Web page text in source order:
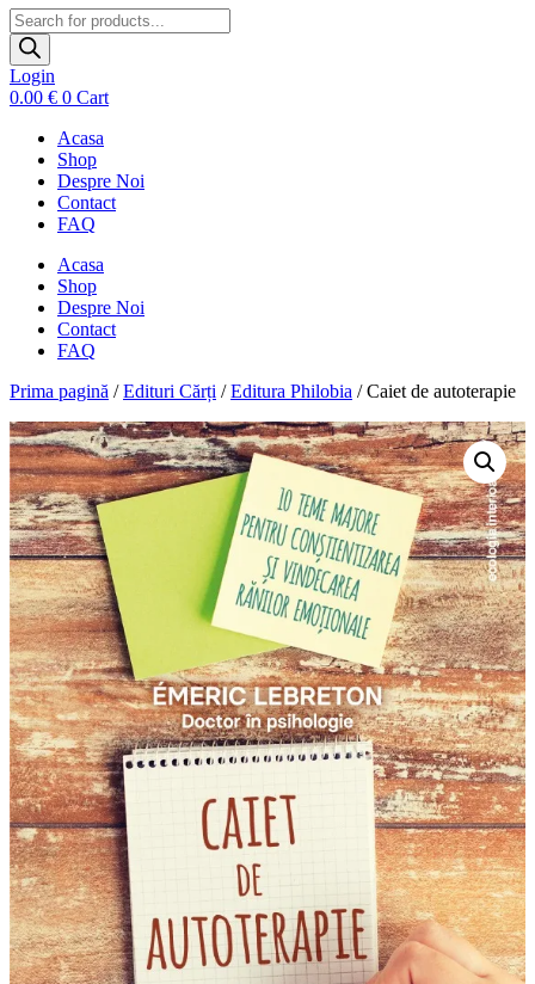
Products
search
Login
0.00 € 0 Cart
Acasa
Shop
Despre Noi
Contact
FAQ
Acasa
Shop
Despre Noi
Contact
FAQ
Prima pagină /Edituri Cărți /Editura Philobia / Caiet de autoterapie